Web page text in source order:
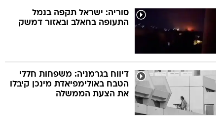
סוריה: ישראל תקפה בנמל
התעופה בחאלב ובאזור דמשק
דיווח בגרמניה: משפחות חללי
הטבח באולימפיאדת מינכן קיבלו
את הצעת הממשלה